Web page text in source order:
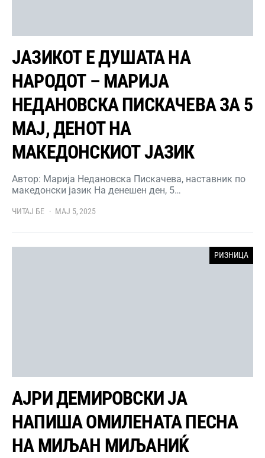
ЈАЗИКОТ Е ДУШАТА НА
НАРОДОТ – МАРИЈА
НЕДАНОВСКА ПИСКАЧЕВА ЗА 5
МАЈ, ДЕНОТ НА
МАКЕДОНСКИОТ ЈАЗИК
Автор: Марија Недановска Пискачева, наставник по
македонски јазик На денешен ден, 5…
ЧИТАЈ БЕ МАЈ 5, 2025
РИЗНИЦА
АЈРИ ДЕМИРОВСКИ ЈА
НАПИША ОМИЛЕНАТА ПЕСНА
НА МИЉАН МИЉАНИЌ